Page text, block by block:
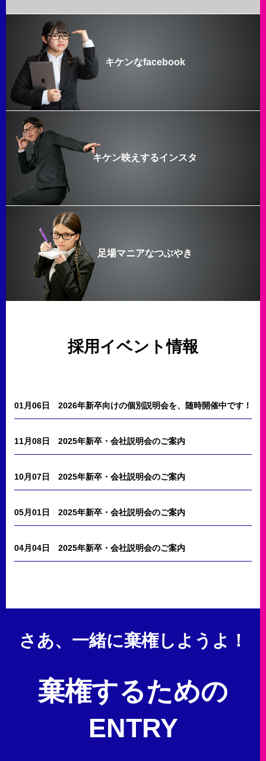
キケンなfacebook
キケン映えするインスタ
足場マニアなつぶやき
採用イベント情報
01月06日 2026年新卒向けの個別説明会を、随時開催中です！
11月08日 2025年新卒・会社説明会のご案内
10月07日 2025年新卒・会社説明会のご案内
05月01日 2025年新卒・会社説明会のご案内
04月04日 2025年新卒・会社説明会のご案内
さあ、一緒に棄権しようよ！
棄権するための
ENTRY